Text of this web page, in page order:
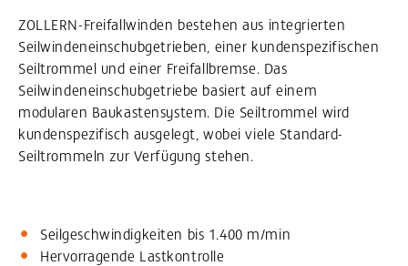
ZOLLERN-Freifallwinden bestehen aus integrierten
Seilwindeneinschubgetrieben, einer kundenspezifischen
Seiltrommel und einer Freifallbremse. Das
Seilwindeneinschubgetriebe basiert auf einem
modularen Baukastensystem. Die Seiltrommel wird
kundenspezifisch ausgelegt, wobei viele Standard-
Seiltrommeln zur Verfügung stehen.
Seilgeschwindigkeiten bis 1.400 m/min
Hervorragende Lastkontrolle